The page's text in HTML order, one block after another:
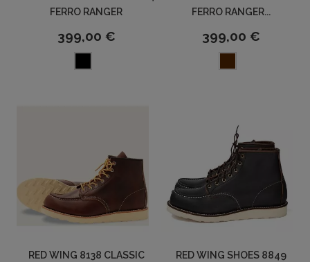
FERRO RANGER
399,00 €
FERRO RANGER...
399,00 €
RED WING 8138 CLASSIC
RED WING SHOES 8849